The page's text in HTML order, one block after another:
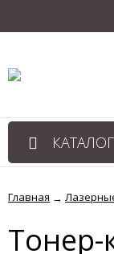
Главная →
Тонер-